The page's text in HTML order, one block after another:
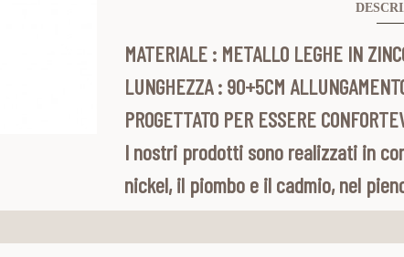
MATERIALE : METALLO LEGHE IN
LUNGHEZZA : 90+5CM
PROGETTATO PER ESSERE
I nostri prodotti sono realizzati in
nickel, il piombo e il cadmio, nel